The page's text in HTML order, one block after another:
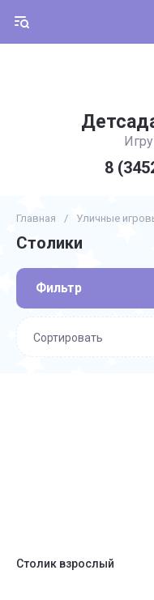
8
Главная / Уличные
Столики
Фильтр
Сортировать
Столик взрослый